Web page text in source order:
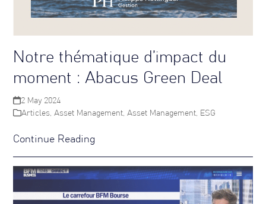
Notre thématique d’impact du
moment : Abacus Green Deal
2 May 2024
Articles,Asset Management,Asset Management, ESG
Continue Reading